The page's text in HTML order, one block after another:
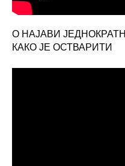
О НАЈАВИ
КАКО ЈЕ ОСТВАРИТИ